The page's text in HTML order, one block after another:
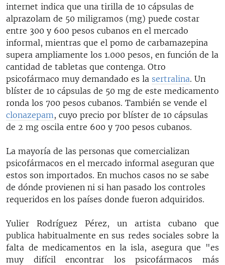
internet indica que una tirilla de 10 cápsulas de
alprazolam de 50 miligramos (mg) puede costar
entre 300 y 600 pesos cubanos en el mercado
informal, mientras que el pomo de carbamazepina
supera ampliamente los 1.000 pesos, en función de la
cantidad de tabletas que contenga. Otro
psicofármaco muy demandado es la sertralina. Un
blíster de 10 cápsulas de 50 mg de este medicamento
ronda los 700 pesos cubanos. También se vende el
clonazepam , cuyo precio por blíster de 10 cápsulas
de 2 mg oscila entre 600 y 700 pesos cubanos.
La mayoría de las personas que comercializan
psicofármacos en el mercado informal aseguran que
estos son importados. En muchos casos no se sabe
de dónde provienen ni si han pasado los controles
requeridos en los países donde fueron adquiridos.
Yulier Rodríguez Pérez, un artista cubano que
publica habitualmente en sus redes sociales sobre la
falta de medicamentos en la isla, asegura que "es
muy difícil encontrar los psicofármacos más